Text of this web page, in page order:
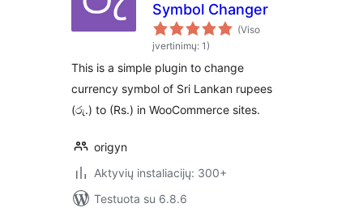
Symbol Changer
(Viso
įvertinimų: 1)
This is a simple plugin to change
currency symbol of Sri Lankan rupees
(රු.) to (Rs.) in WooCommerce sites.
origyn
Aktyvių instaliacijų: 300+
Testuota su 6.8.6